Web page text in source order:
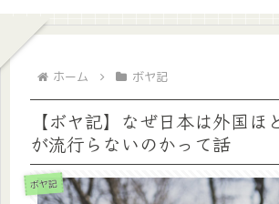
ホーム ボヤ記
【ボヤ記】なぜ日本は外国ほ
が流行らないのかって話
ボヤ記